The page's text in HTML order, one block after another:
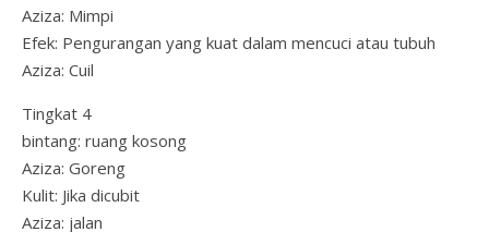
Aziza: Mimpi
Efek: Pengurangan yang kuat dalam mencuci atau tubuh
Aziza: Cuil
Tingkat 4
bintang: ruang kosong
Aziza: Goreng
Kulit: Jika dicubit
Aziza: jalan